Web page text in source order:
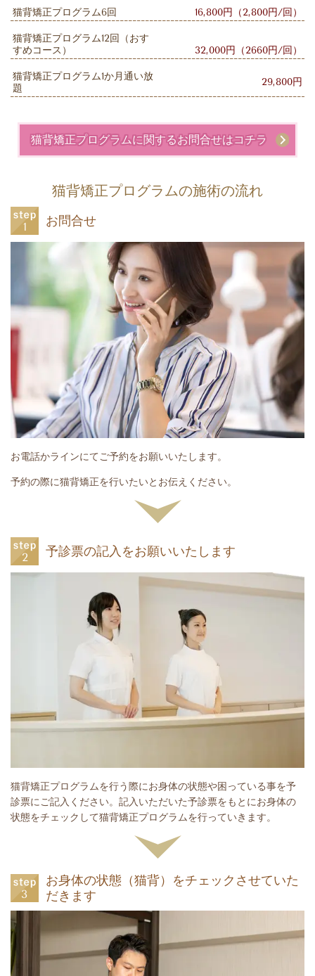
猫背矯正プログラム6回 16,800円（2,800円/回）
猫背矯正プログラム12回（おす
すめコース）
32,000円（2660円/回）
猫背矯正プログラム1か月通い放
題
29,800円
猫背矯正プログラムに関するお問合せはコチラ
猫背矯正プログラムの施術の流れ
お問合せ
お電話かラインにてご予約をお願いいたします。
予約の際に猫背矯正を行いたいとお伝えください。
予診票の記入をお願いいたします
猫背矯正プログラムを行う際にお身体の状態や困っている事を予
診票にご記入ください。記入いただいた予診票をもとにお身体の
状態をチェックして猫背矯正プログラムを行っていきます。
お身体の状態（猫背）をチェックさせていた
だきます